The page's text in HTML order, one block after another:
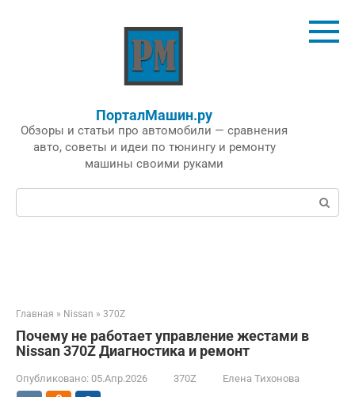
ПорталМашин.ру
Обзоры и статьи про автомобили — сравнения
авто, советы и идеи по тюнингу и ремонту
машины своими руками
Поиск:
Главная » Nissan » 370Z
Почему не работает управление жестами в
Nissan 370Z Диагностика и ремонт
Опубликовано: 05.Апр.2026 370Z Елена Тихонова